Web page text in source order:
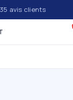
avis clients